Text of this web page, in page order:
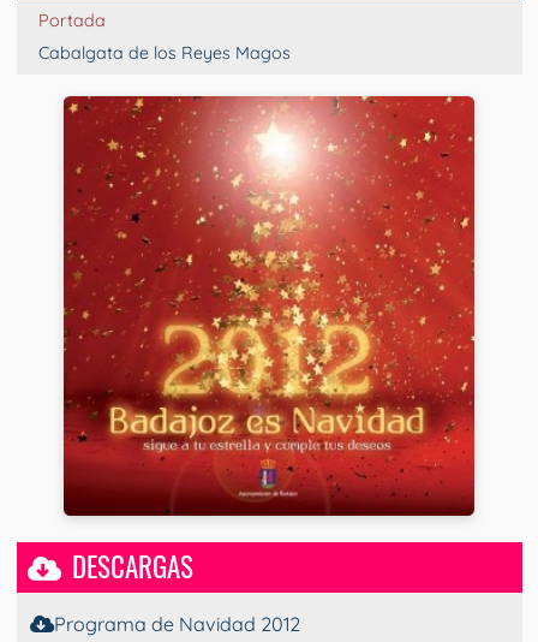
Portada
Cabalgata de los Reyes Magos
DESCARGAS
Programa de Navidad 2012